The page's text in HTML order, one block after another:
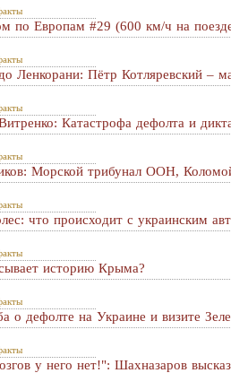
по Европам #29 (600 км/ч на
Ленкорани: Пётр Котляревский –
Катастрофа дефолта и
Морской трибунал ООН,
что происходит с украинским
историю Крыма?
о дефолте на Украине и визите
у него нет!": Шахназаров